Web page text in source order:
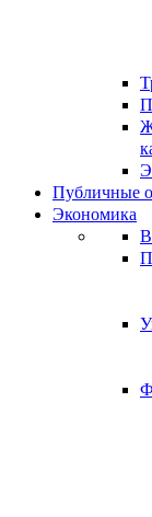
Публичные
Экономика